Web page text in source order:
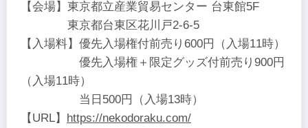
【会場】東京都立産業貿易センター 台東館5F
東京都台東区花川戸2-6-5
【入場料】優先入場権付前売り600円（入場11時）
優先入場権＋限定グッズ付前売り900円
（入場11時）
当日500円（入場13時）
【URL】
https://nekodoraku.com/